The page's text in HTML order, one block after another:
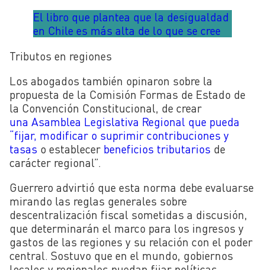
El libro que plantea que la desigualdad
en Chile es más alta de lo que se cree
Tributos en regiones
Los abogados también opinaron sobre la
propuesta de la Comisión Formas de Estado de
la Convención Constitucional, de crear
una Asamblea Legislativa Regional que pueda
“fijar, modificar o suprimir contribuciones y
tasas o establecer beneficios tributarios de
carácter regional”.
Guerrero advirtió que esta norma debe evaluarse
mirando las reglas generales sobre
descentralización fiscal sometidas a discusión,
que determinarán el marco para los ingresos y
gastos de las regiones y su relación con el poder
central. Sostuvo que en el mundo, gobiernos